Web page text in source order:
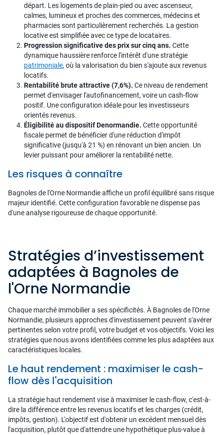
départ. Les logements de plain-pied ou avec ascenseur,
calmes, lumineux et proches des commerces, médecins et
pharmacies sont particulièrement recherchés. La gestion
locative est simplifiée avec ce type de locataires.
Progression significative des prix sur cinq ans. Cette
dynamique haussière renforce l'intérêt d'une stratégie
patrimoniale, où la valorisation du bien s'ajoute aux revenus
locatifs.
Rentabilité brute attractive (7,6%). Ce niveau de rendement
permet d'envisager l'autofinancement, voire un cash-flow
positif. Une configuration idéale pour les investisseurs
orientés revenus.
Éligibilité au dispositif Denormandie. Cette opportunité
fiscale permet de bénéficier d'une réduction d'impôt
significative (jusqu'à 21 %) en rénovant un bien ancien. Un
levier puissant pour améliorer la rentabilité nette.
Les risques à connaître
Bagnoles de l'Orne Normandie affiche un profil équilibré sans risque
majeur identifié. Cette configuration favorable ne dispense pas
d'une analyse rigoureuse de chaque opportunité.
Stratégies d’investissement
adaptées à Bagnoles de
l'Orne Normandie
Chaque marché immobilier a ses spécificités. À Bagnoles de l'Orne
Normandie, plusieurs approches d'investissement peuvent s'avérer
pertinentes selon votre profil, votre budget et vos objectifs. Voici les
stratégies que nous avons identifiées comme les plus adaptées aux
caractéristiques locales.
Le haut rendement : maximiser le cash-
flow dès l'acquisition
La stratégie haut rendement vise à maximiser le cash-flow, c'est-à-
dire la différence entre les revenus locatifs et les charges (crédit,
impôts, gestion). L'objectif est d'obtenir un excédent mensuel dès
l'acquisition, plutôt que d'attendre une hypothétique plus-value à